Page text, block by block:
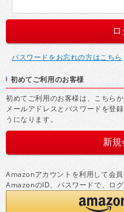
パスワードをお忘れの方はこちら
初めてご利用のお客様
初めてご利用のお客様は、こちら
メールアドレスとパスワードを登
うになります。
Amazonアカウントを利用して会員
AmazonのID、パスワードで、ログ